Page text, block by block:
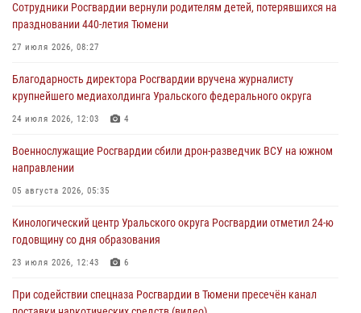
Память военнослужащих, погибших в разные годы при исполнении
воинского долга, почтили в кинологическом центре Уральского
округа Росгвардии
Росгвардейцы в Тюменской области знакомят детей со своей
службой и напоминают о мерах безопасности
Росгвардейцы приняли участие в фотопроекте «Прогуляемся по
Тюменской области» в рамках акции «Храним огонь Победы»
Росгвардейцы в Тюменской области почтили память генерала
армии Ивана Кирилловича Яковлева
Сотрудники Росгвардии вернули родителям детей, потерявшихся на
праздновании 440-летия Тюмени
27 июля 2026, 08:27
Благодарность директора Росгвардии вручена журналисту
крупнейшего медиахолдинга Уральского федерального округа
24 июля 2026, 12:03 4
Военнослужащие Росгвардии сбили дрон-разведчик ВСУ на южном
направлении
05 августа 2026, 05:35
Кинологический центр Уральского округа Росгвардии отметил 24-ю
годовщину со дня образования
23 июля 2026, 12:43 6
При содействии спецназа Росгвардии в Тюмени пресечён канал